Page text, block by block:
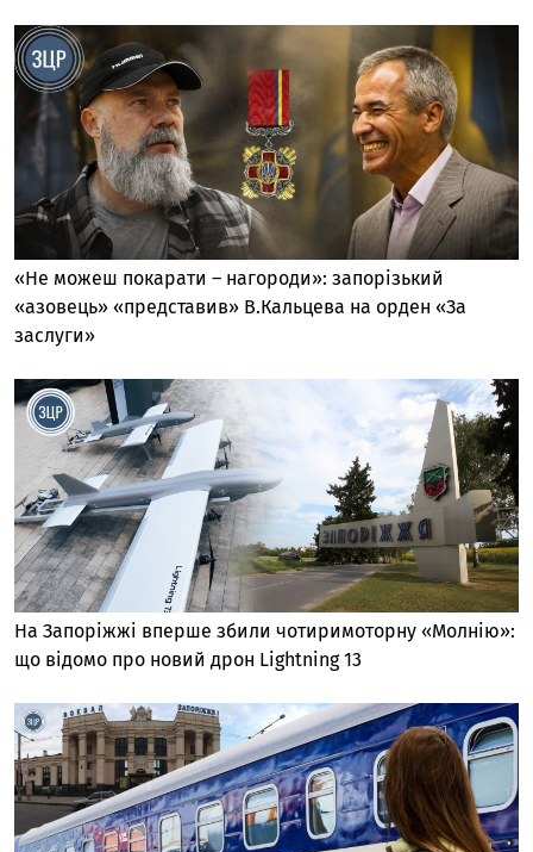
«Не можеш покарати – нагороди»: запорізький
«азовець» «представив» В.Кальцева на орден «За
заслуги»
На Запоріжжі вперше збили чотиримоторну «Молнію»:
що відомо про новий дрон Lightning 13